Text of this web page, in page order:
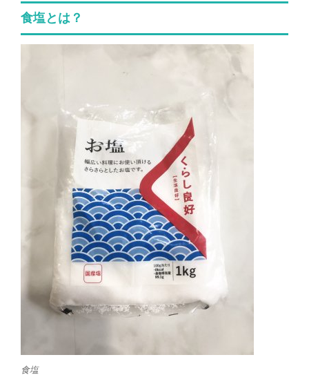
食塩とは？
食塩